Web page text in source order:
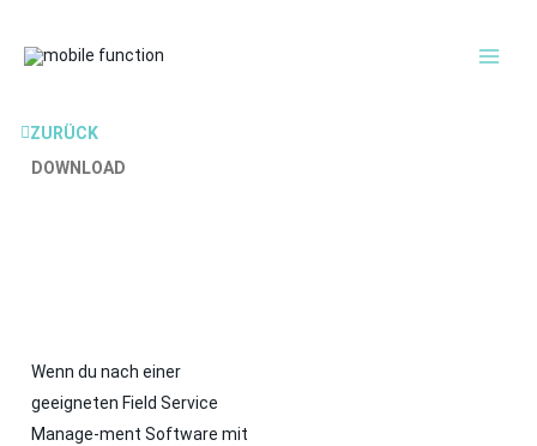
springen
ZURÜCK
DOWNLOAD
Wenn du nach einer
geeigneten Field Service
Manage-ment Software mit